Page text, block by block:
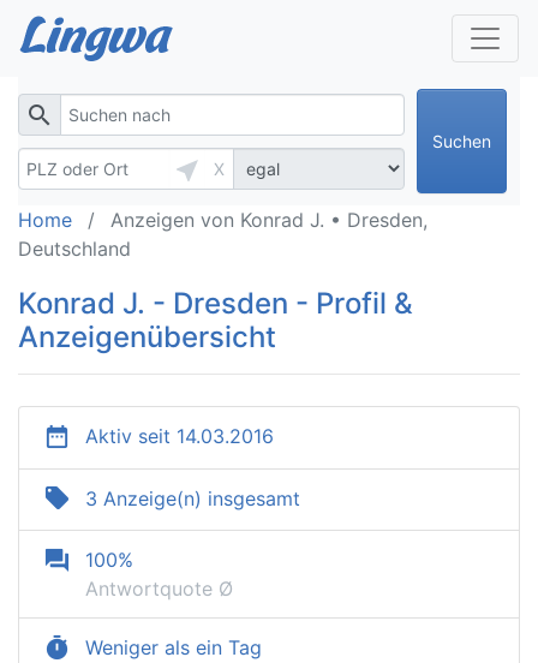
search
near_me
X
Suchen
Home
Anzeigen von Konrad J. • Dresden,
Deutschland
Konrad J. - Dresden - Profil &
Anzeigenübersicht
date_range Aktiv seit 14.03.2016
local_offer 3 Anzeige(n) insgesamt
question_answer
100%
Antwortquote Ø
timer
Weniger als ein Tag